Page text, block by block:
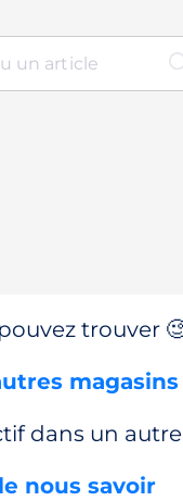
trouver
magasins
dans un
nous savoir